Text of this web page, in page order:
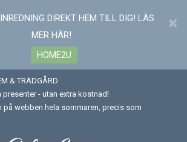
DIREKT HEM TILL DIG! LÄS
MER HÄR!
HOME2U
& TRÄDGÅRD
presenter - utan extra kostnad!
på webben hela sommaren, precis som